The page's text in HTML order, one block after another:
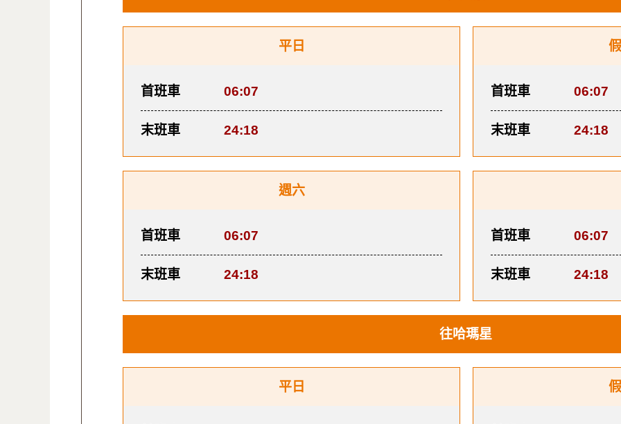
平日
首班車 06:07
末班車 24:18
首班車 06:07
末班車 24:18
週六
首班車 06:07
末班車 24:18
首班車 06:07
末班車 24:18
往哈瑪星
平日